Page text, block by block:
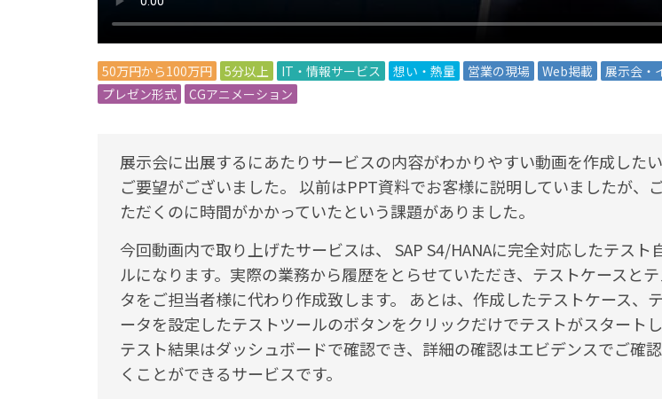
50万円から100万円 5分以上 IT・情報サービス 想い・熱量 営業の現場 Web掲載
展示会・
プレゼン形式
CGアニメーション
展示会に出展するにあたりサービスの内容がわかりやすい動画を作成した
ご要望がございました。 以前はPPT資料でお客様に説明していましたが、
ただくのに時間がかかっていたという課題がありました。
今回動画内で取り上げたサービスは、 SAP S4/HANAに完全対応したテスト
ルになります。実際の業務から履歴をとらせていただき、テストケースと
タをご担当者様に代わり作成致します。 あとは、作成したテストケース、
ータを設定したテストツールのボタンをクリックだけでテストがスタートし
テスト結果はダッシュボードで確認でき、詳細の確認はエビデンスでご確
くことができるサービスです。